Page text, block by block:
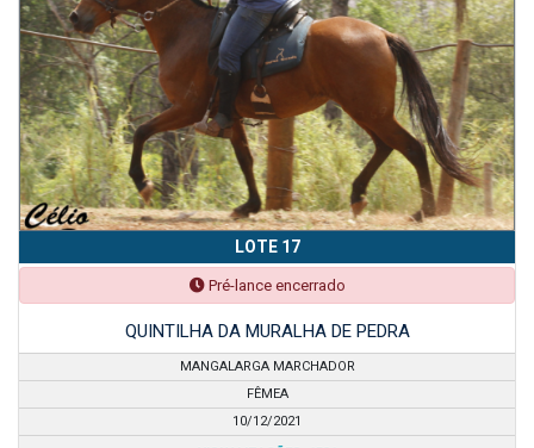
LOTE 17
Pré-lance encerrado
QUINTILHA DA MURALHA DE PEDRA
MANGALARGA MARCHADOR
FÊMEA
10/12/2021